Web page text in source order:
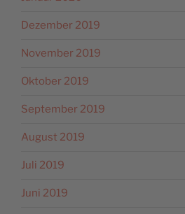
Dezember 2019
November 2019
Oktober 2019
September 2019
August 2019
Juli 2019
Juni 2019